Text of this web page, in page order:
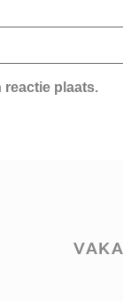
reactie plaats.